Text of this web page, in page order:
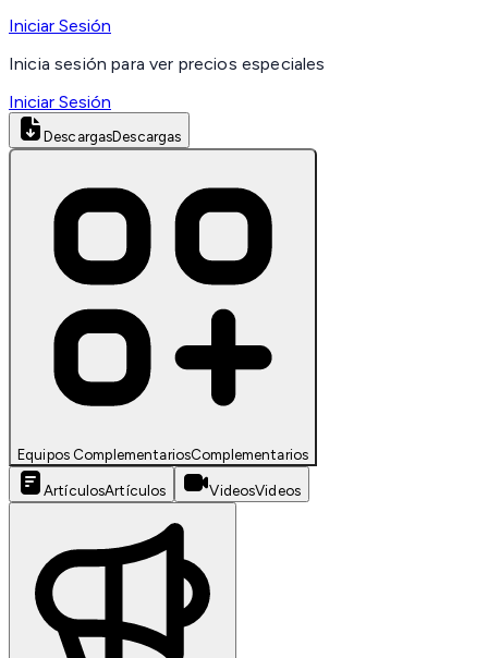
Iniciar Sesión
Inicia sesión para ver precios especiales
Iniciar Sesión
DescargasDescargas
Equipos ComplementariosComplementarios
ArtículosArtículos VideosVideos